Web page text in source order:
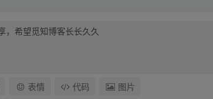
表情 代码 图片